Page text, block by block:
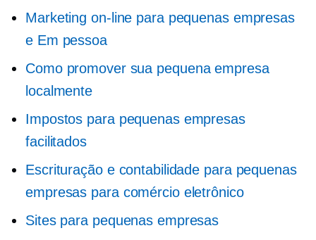
Marketing on-line para pequenas empresas
e Em pessoa
Como promover sua pequena empresa
localmente
Impostos para pequenas empresas
facilitados
Escrituração e contabilidade para pequenas
empresas para comércio eletrônico
Sites para pequenas empresas